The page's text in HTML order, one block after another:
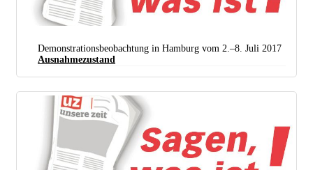
Demonstrationsbeobachtung in Hamburg vom 2.–8. Juli 2017
Ausnahmezustand